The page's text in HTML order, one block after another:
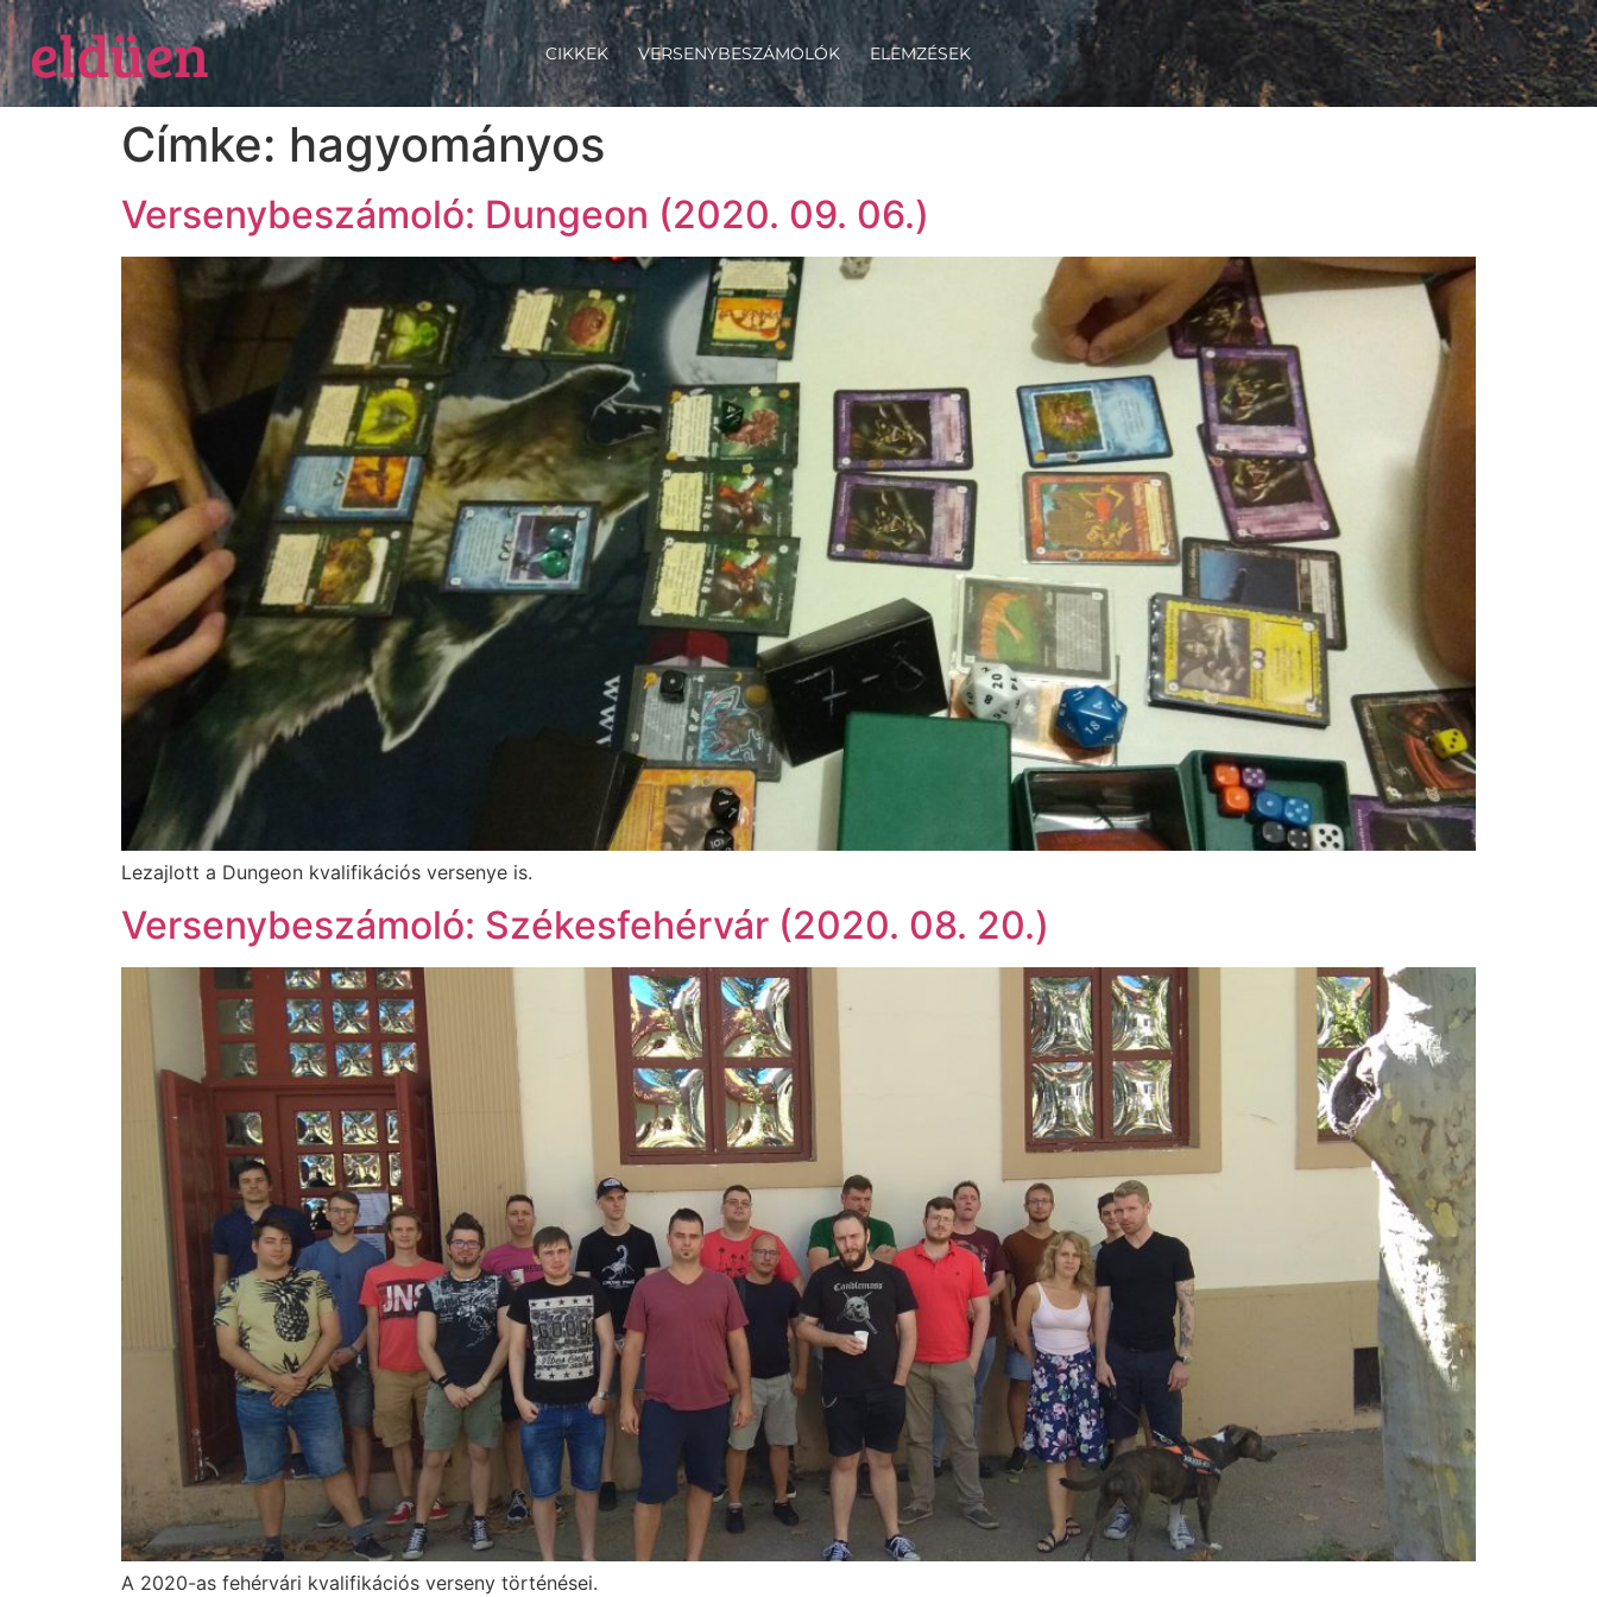
eldüen CIKKEK VERSENYBESZÁMOLÓK ELEMZÉSEK
Címke: hagyományos
Versenybeszámoló: Dungeon (2020. 09. 06.)
Lezajlott a Dungeon kvalifikációs versenye is.
Versenybeszámoló: Székesfehérvár (2020. 08. 20.)
A 2020-as fehérvári kvalifikációs verseny történései.